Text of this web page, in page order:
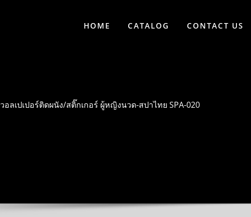
HOME CATALOG CONTACT US
วอลเปเปอร์ติดผนัง/สติ๊กเกอร์ ผู้หญิงนวด-สปาไทย SPA-020